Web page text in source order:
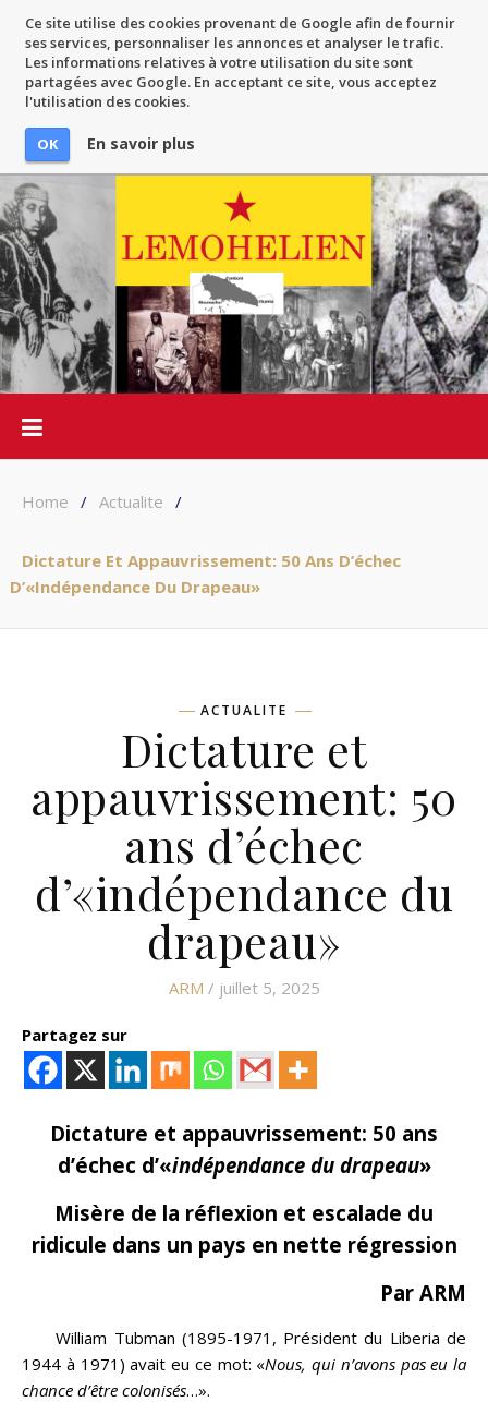
Ce site utilise des cookies provenant de Google afin de fournir
ses services, personnaliser les annonces et analyser le trafic.
Les informations relatives à votre utilisation du site sont
partagées avec Google. En acceptant ce site, vous acceptez
l'utilisation des cookies.
OK En savoir plus
Home / Actualite /
Dictature Et Appauvrissement: 50 Ans D’échec
D’«indépendance Du Drapeau»
ACTUALITE
Dictature et
appauvrissement: 50
ans d’échec
d’«indépendance du
drapeau»
ARM / juillet 5, 2025
Partagez sur
Dictature et appauvrissement: 50 ans
d’échec d’«indépendance du drapeau»
Misère de la réflexion et escalade du
ridicule dans un pays en nette régression
Par ARM
William Tubman (1895-1971, Président du Liberia de
1944 à 1971) avait eu ce mot: «Nous, qui n’avons pas eu la
chance d’être colonisés…».